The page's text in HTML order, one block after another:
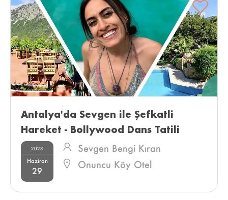
Antalya'da Sevgen ile Şefkatli
Hareket - Bollywood Dans Tatili
2023
Haziran
29
Sevgen Bengi Kıran
Onuncu Köy Otel